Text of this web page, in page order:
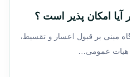
آیا امکان پذیر است ؟
مبنی بر قبول اعسار و تقسیط،
هیات عمومی…